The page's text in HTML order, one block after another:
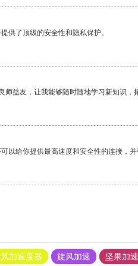
供了顶级的安全性和隐私保护。
师益友，让我能够随时随地学习新知识，
以给你提供最高速度和安全性的连接，并
加速度器 旋风加速 坚果加